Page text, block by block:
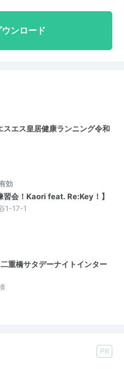
ンロード
スエス皇居健康ランニング令和
効
習会！Kaori feat. Re:Key！】
1-17-1
重橋サタデーナイトインター
PR